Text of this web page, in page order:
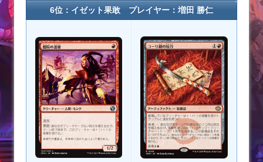
6位：イゼット果敢 プレイヤー：増田 勝仁